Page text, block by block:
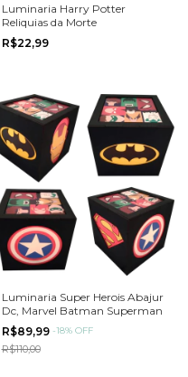
Luminaria Harry Potter
Reliquias da Morte
R$22,99
Luminaria Super Herois Abajur
Dc, Marvel Batman Superman
R$89,99 -18% OFF
R$110,00